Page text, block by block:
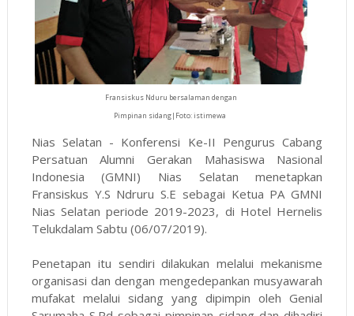
Fransiskus Nduru bersalaman dengan
Pimpinan sidang|Foto: istimewa
Nias Selatan - Konferensi Ke-II Pengurus Cabang
Persatuan Alumni Gerakan Mahasiswa Nasional
Indonesia (GMNI) Nias Selatan menetapkan
Fransiskus Y.S Ndruru S.E sebagai Ketua PA GMNI
Nias Selatan periode 2019-2023, di Hotel Hernelis
Telukdalam Sabtu (06/07/2019).
Penetapan itu sendiri dilakukan melalui mekanisme
organisasi dan dengan mengedepankan musyawarah
mufakat melalui sidang yang dipimpin oleh Genial